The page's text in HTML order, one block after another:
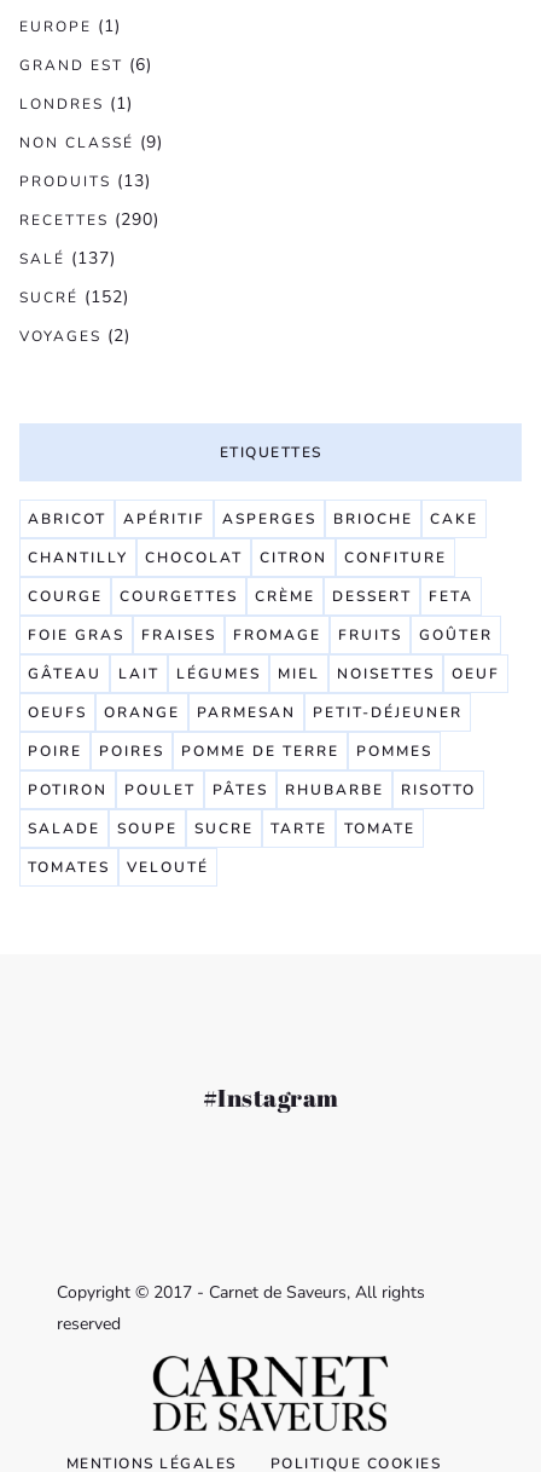
EUROPE (1)
GRAND EST (6)
LONDRES (1)
NON CLASSÉ (9)
PRODUITS (13)
RECETTES (290)
SALÉ (137)
SUCRÉ (152)
VOYAGES (2)
ETIQUETTES
ABRICOT APÉRITIF ASPERGES BRIOCHE
CAKE
CHANTILLY
CHOCOLAT CITRON
CONFITURE
COURGE
COURGETTES CRÈME DESSERT
FETA
FOIE GRAS
FRAISES FROMAGE FRUITS
GOÛTER
GÂTEAU
LAIT LÉGUMES MIEL NOISETTES
OEUF
OEUFS
ORANGE PARMESAN
PETIT-DÉJEUNER
POIRE
POIRES POMME DE TERRE
POMMES
POTIRON
POULET PÂTES RHUBARBE
RISOTTO
SALADE
SOUPE SUCRE TARTE
TOMATE
TOMATES
VELOUTÉ
#Instagram
Copyright © 2017 - Carnet de Saveurs, All rights
reserved
MENTIONS LÉGALES POLITIQUE COOKIES